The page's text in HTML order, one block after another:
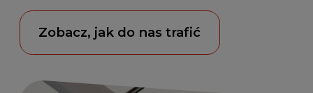
Zobacz, jak do nas trafić